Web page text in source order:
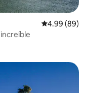
Calificación
4.99 (89)